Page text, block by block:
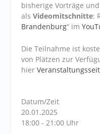
bisherige Vorträge
alsVideomitschnitte:
Brandenburg“ im
Die Teilnahme ist
von Plätzen zur
hier
Datum/Zeit
20.01.2025
18:00 - 21:00 Uhr